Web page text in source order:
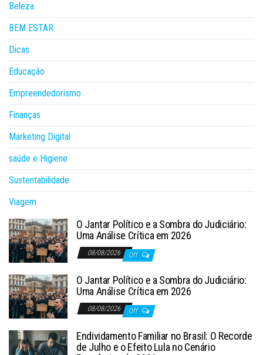
Beleza
BEM ESTAR
Dicas
Educação
Empreendedorismo
Finanças
Marketing Digital
saúde e Higiene
Sustentabilidade
Viagem
O Jantar Político e a Sombra do Judiciário:
Uma Análise Crítica em 2026
08/08/2026 Off
O Jantar Político e a Sombra do Judiciário:
Uma Análise Crítica em 2026
08/08/2026 Off
Endividamento Familiar no Brasil: O Recorde
de Julho e o Efeito Lula no Cenário